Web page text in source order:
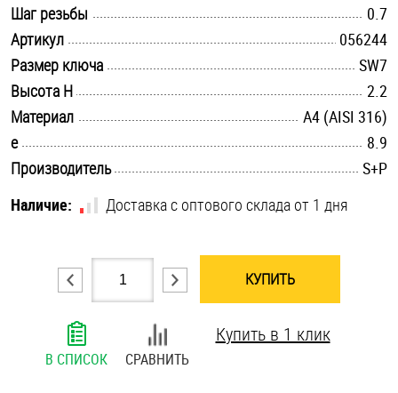
Стопорные кольца
Такелаж
Хомуты
Шайбы
Шпильки
Штифты и пальцы
Шаг резьбы
0.7
Артикул
056244
Размер ключа
SW7
Высота H
2.2
Материал
A4 (AISI 316)
e
8.9
Производитель
S+P
Наличие:
Доставка с оптового склада от 1 дня
КУПИТЬ
В СПИСОК СРАВНИТЬ
Купить в 1 клик